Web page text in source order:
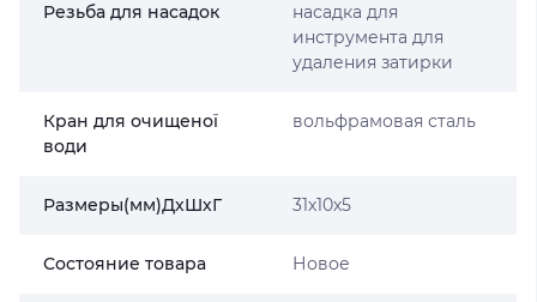
Резьба для насадок
насадка для
инструмента для
удаления затирки
Кран для очищеної
води
вольфрамовая сталь
Размеры(мм)ДхШхГ 31х10х5
Состояние товара Новое